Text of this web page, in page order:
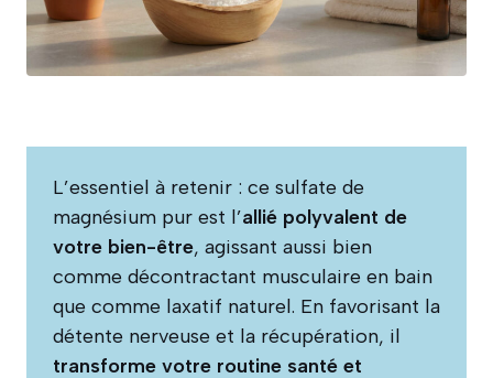
L’essentiel à retenir : ce sulfate de
magnésium pur est l’allié polyvalent de
votre bien-être, agissant aussi bien
comme décontractant musculaire en bain
que comme laxatif naturel. En favorisant la
détente nerveuse et la récupération, il
transforme votre routine santé et